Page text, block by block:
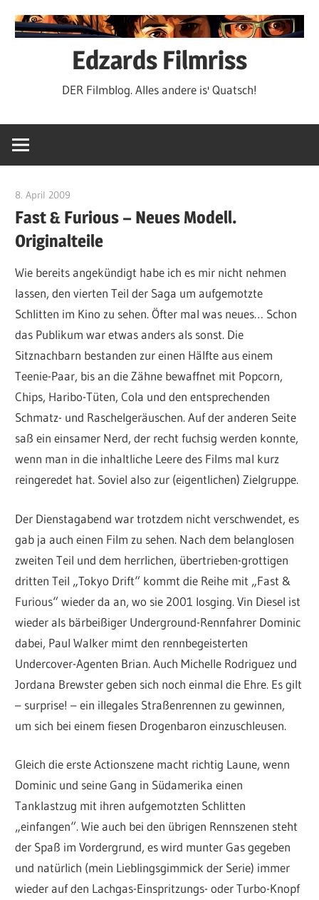
Inhalt
Edzards Filmriss
DER Filmblog. Alles andere is' Quatsch!
8. April 2009
Fast & Furious – Neues Modell.
Originalteile
Wie bereits angekündigt habe ich es mir nicht nehmen
lassen, den vierten Teil der Saga um aufgemotzte
Schlitten im Kino zu sehen. Öfter mal was neues… Schon
das Publikum war etwas anders als sonst. Die
Sitznachbarn bestanden zur einen Hälfte aus einem
Teenie-Paar, bis an die Zähne bewaffnet mit Popcorn,
Chips, Haribo-Tüten, Cola und den entsprechenden
Schmatz- und Raschelgeräuschen. Auf der anderen Seite
saß ein einsamer Nerd, der recht fuchsig werden konnte,
wenn man in die inhaltliche Leere des Films mal kurz
reingeredet hat. Soviel also zur (eigentlichen) Zielgruppe.
Der Dienstagabend war trotzdem nicht verschwendet, es
gab ja auch einen Film zu sehen. Nach dem belanglosen
zweiten Teil und dem herrlichen, übertrieben-grottigen
dritten Teil „Tokyo Drift“ kommt die Reihe mit „Fast &
Furious“ wieder da an, wo sie 2001 losging. Vin Diesel ist
wieder als bärbeißiger Underground-Rennfahrer Dominic
dabei, Paul Walker mimt den rennbegeisterten
Undercover-Agenten Brian. Auch Michelle Rodriguez und
Jordana Brewster geben sich noch einmal die Ehre. Es gilt
– surprise! – ein illegales Straßenrennen zu gewinnen,
um sich bei einem fiesen Drogenbaron einzuschleusen.
Gleich die erste Actionszene macht richtig Laune, wenn
Dominic und seine Gang in Südamerika einen
Tanklastzug mit ihren aufgemotzten Schlitten
„einfangen“. Wie auch bei den übrigen Rennszenen steht
der Spaß im Vordergrund, es wird munter Gas gegeben
und natürlich (mein Lieblingsgimmick der Serie) immer
wieder auf den Lachgas-Einspritzungs- oder Turbo-Knopf